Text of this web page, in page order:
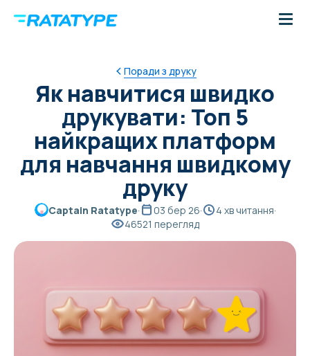
Поради з друку
Як навчитися швидко
друкувати: Топ 5
найкращих платформ
для навчання швидкому
друку
Captain Ratatype· 03 бер 26· 4 хв читання·
46521 перегляд